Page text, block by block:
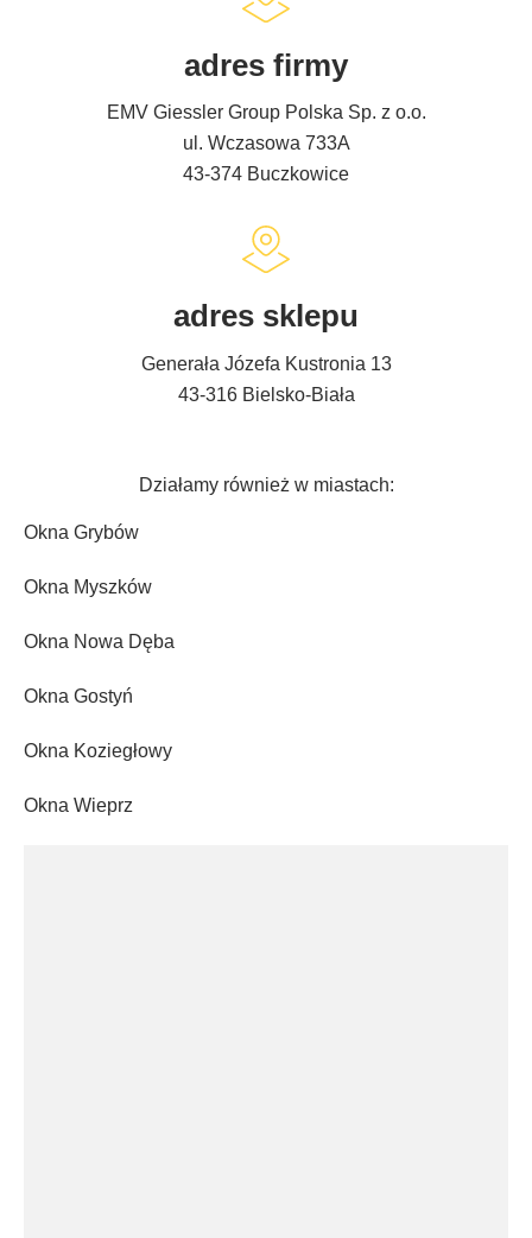
adres firmy
EMV Giessler Group Polska Sp. z o.o.
ul. Wczasowa 733A
43-374 Buczkowice
adres sklepu
Generała Józefa Kustronia 13
43-316 Bielsko-Biała
Działamy również w miastach:
Okna Grybów
Okna Myszków
Okna Nowa Dęba
Okna Gostyń
Okna Koziegłowy
Okna Wieprz